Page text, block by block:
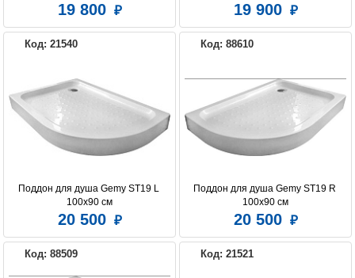
19 800 19 900
Код: 21540
Поддон для душа Gemy ST19 L
100х90 см
20 500
Код: 88610
Поддон для душа Gemy ST19 R
100х90 см
20 500
Код: 88509 Код: 21521